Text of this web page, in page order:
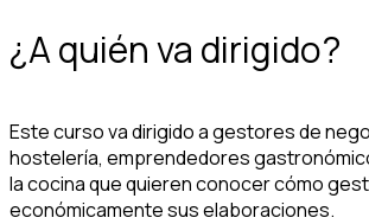
¿A quién va dirigido?
Este curso va dirigido a gestores de
hostelería, emprendedores
la cocina que quieren conocer cómo
económicamente sus elaboraciones.